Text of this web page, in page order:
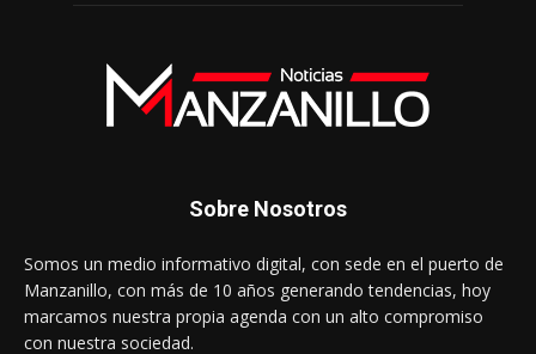
Sobre Nosotros
Somos un medio informativo digital, con sede en el puerto de
Manzanillo, con más de 10 años generando tendencias, hoy
marcamos nuestra propia agenda con un alto compromiso
con nuestra sociedad.